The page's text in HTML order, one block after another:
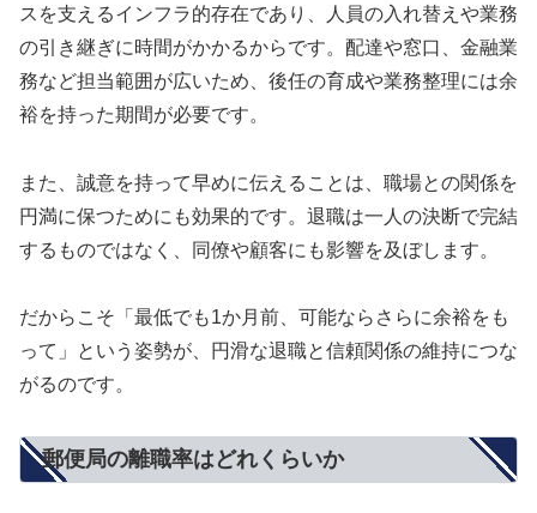
スを支えるインフラ的存在であり、人員の入れ替えや業務
の引き継ぎに時間がかかるからです。配達や窓口、金融業
務など担当範囲が広いため、後任の育成や業務整理には余
裕を持った期間が必要です。
また、誠意を持って早めに伝えることは、職場との関係を
円満に保つためにも効果的です。退職は一人の決断で完結
するものではなく、同僚や顧客にも影響を及ぼします。
だからこそ「最低でも1か月前、可能ならさらに余裕をも
って」という姿勢が、円滑な退職と信頼関係の維持につな
がるのです。
郵便局の離職率はどれくらいか